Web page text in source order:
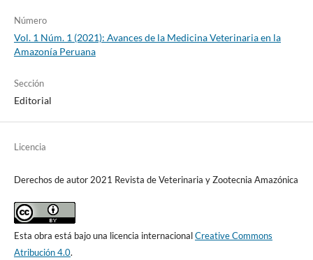
Número
Vol. 1 Núm. 1 (2021): Avances de la Medicina Veterinaria en la
Amazonía Peruana
Sección
Editorial
Licencia
Derechos de autor 2021 Revista de Veterinaria y Zootecnia Amazónica
Esta obra está bajo una licencia internacionalCreative Commons
Atribución 4.0.